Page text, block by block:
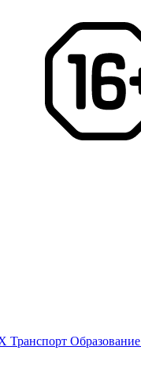
Транспорт Образование